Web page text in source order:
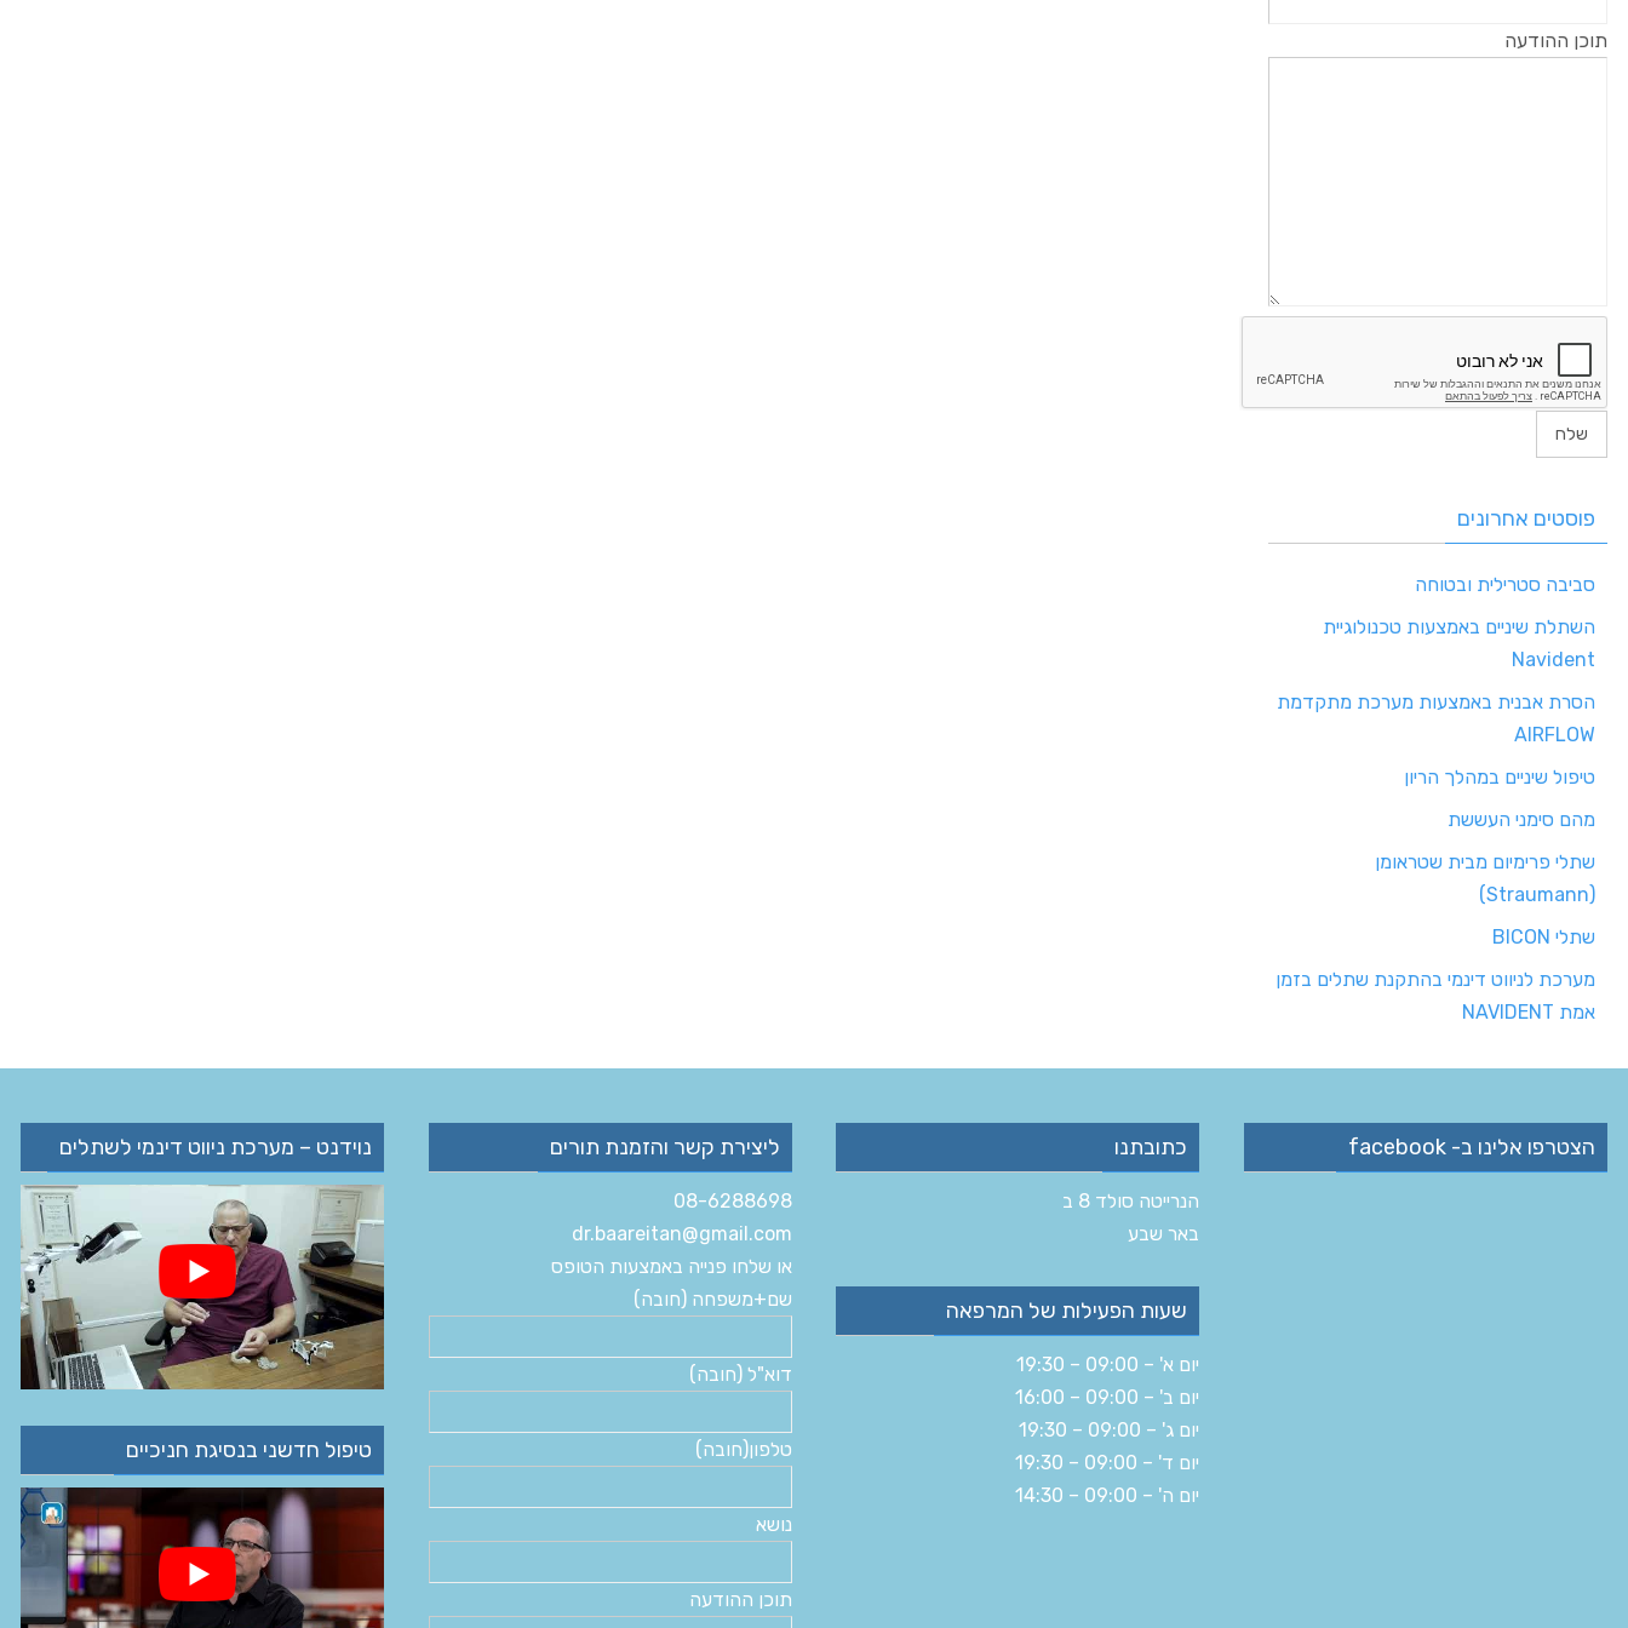
תוכן ההודעה
פוסטים אחרונים
סביבה סטרילית ובטוחה
השתלת שיניים באמצעות טכנולוגיית
Navident
הסרת אבנית באמצעות מערכת מתקדמת
AIRFLOW
טיפול שיניים במהלך הריון
מהם סימני העששת
שתלי פרימיום מבית שטראומן
(Straumann)
שתלי BICON
מערכת לניווט דינמי בהתקנת שתלים בזמן
אמת NAVIDENT
הצטרפו אלינו ב- facebook כתובתנו
הנרייטה סולד 8 ב‏
‏באר שבע‏
שעות הפעילות של המרפאה
יום א' – 09:00 – 19:30
יום ב' – 09:00 – 16:00
יום ג' – 09:00 – 19:30
יום ד' – 09:00 – 19:30
יום ה' – 09:00 – 14:30
ליצירת קשר והזמנת תורים
08-6288698
dr.baareitan@gmail.com
או שלחו פנייה באמצעות הטופס
שם+משפחה (חובה)
דוא"ל (חובה)
טלפון(חובה)
נושא
תוכן ההודעה
נוידנט – מערכת ניווט דינמי לשתלים
טיפול חדשני בנסיגת חניכיים